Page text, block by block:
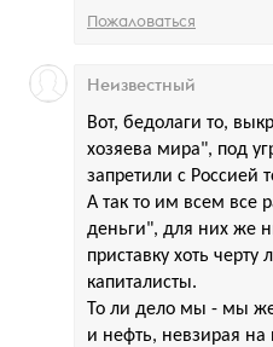
Пожаловаться
Вот, бедолаги то,
хозяева мира", под
запретили с Россией
А так то им всем все
деньги", для них же
приставку хоть
капиталисты.
То ли дело мы - мы
и нефть, невзирая
Неизвестный